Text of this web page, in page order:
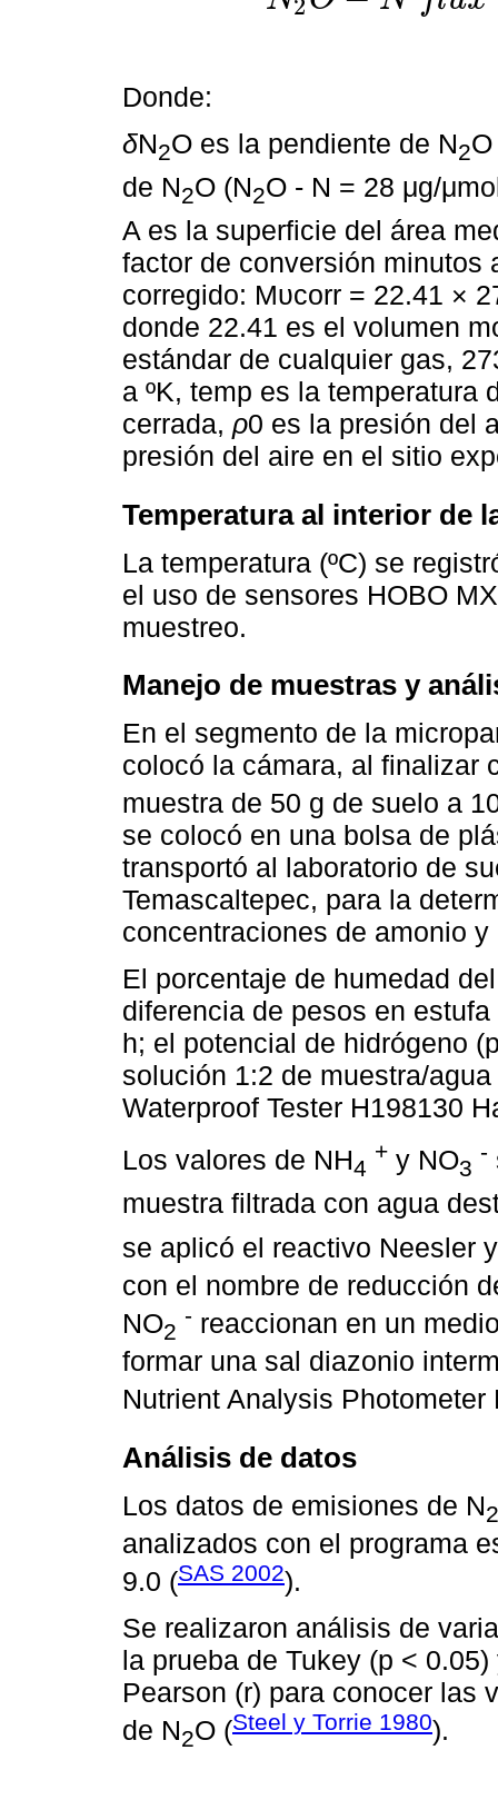
2 2O- N flux
Donde:
δN2O es la pendiente de N2
de N2O (N2O - N = 28 μg/
A es la superficie del área
factor de conversión minutos
corregido: Mυcorr = 22.41 ×
donde 22.41 es el volumen
estándar de cualquier gas,
a ºK, temp es la temperatura
cerrada, ρ0 es la presión del
presión del aire en el sitio
Temperatura al interior de
La temperatura (ºC) se
el uso de sensores HOBO
muestreo.
Manejo de muestras y
En el segmento de la
colocó la cámara, al finalizar
muestra de 50 g de suelo a
se colocó en una bolsa de
transportó al laboratorio de
Temascaltepec, para la
concentraciones de amonio y
El porcentaje de humedad
diferencia de pesos en
h; el potencial de hidrógeno
solución 1:2 de muestra/
Waterproof Tester H198130
Los valores de NH4
+ y NO3
-
muestra filtrada con agua
se aplicó el reactivo Neesler
con el nombre de reducción
NO2
- reaccionan en un
formar una sal diazonio
Nutrient Analysis Photometer
Análisis de datos
Los datos de emisiones de N2
analizados con el programa
9.0 (SAS 2002).
Se realizaron análisis de
la prueba de Tukey (p <
Pearson (r) para conocer las
de N2O (Steel y Torrie 1980).